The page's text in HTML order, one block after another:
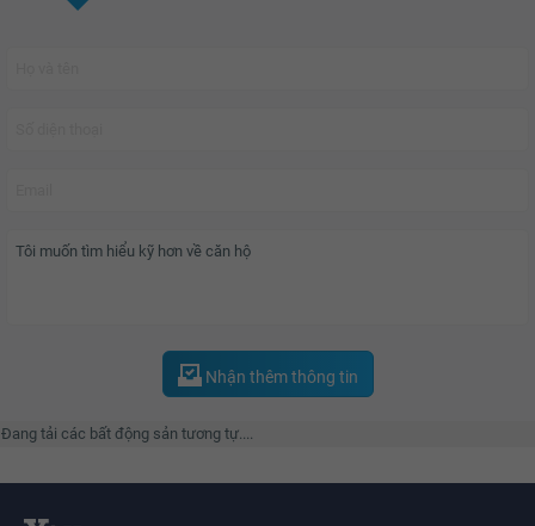
Discovery Complex
Nhận thêm thông tin
tải các bất động sản tương tự....